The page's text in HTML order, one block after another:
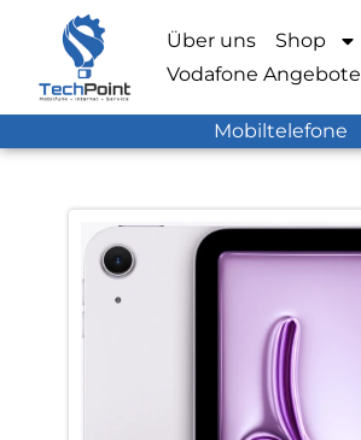
Über uns Shop
Vodafone Angebote
Mobiltelefone